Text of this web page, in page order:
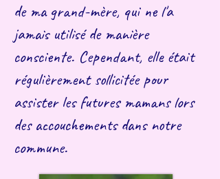
de ma grand-mère, qui ne l'a
jamais utilisé de manière
consciente. Cependant, elle était
régulièrement sollicitée pour
assister les futures mamans lors
des accouchements dans notre
commune.